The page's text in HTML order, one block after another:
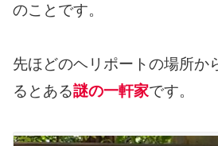
のことです。
先ほどのヘリポートの場所か
るとある謎の一軒家です。